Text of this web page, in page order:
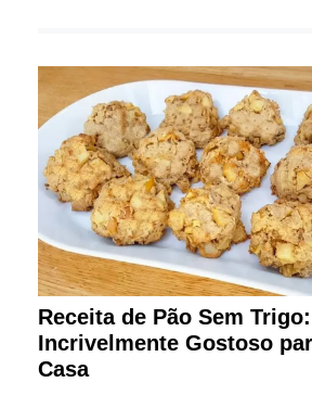
Receita de Pão Sem
Incrivelmente Gostoso
Casa